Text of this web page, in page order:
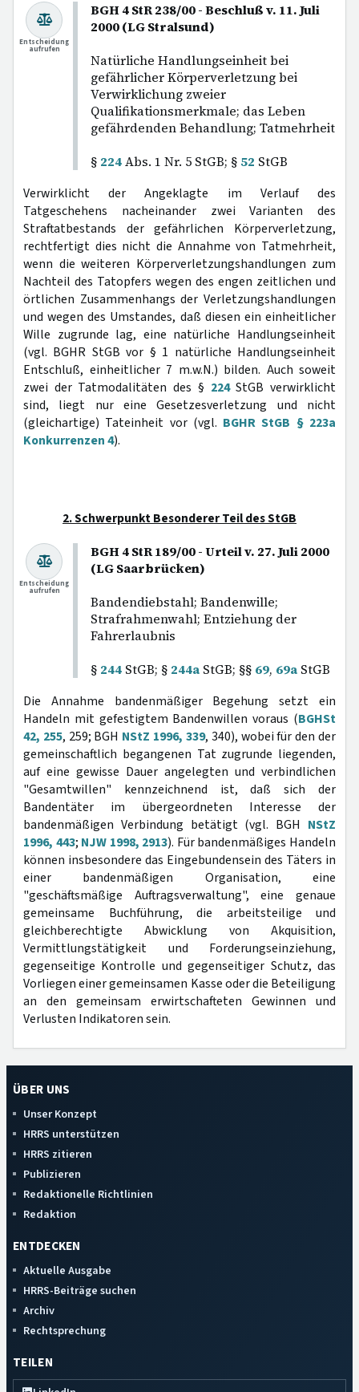
BGH 4 StR 238/00 - Beschluß v. 11. Juli
2000 (LG Stralsund)
Natürliche Handlungseinheit bei
gefährlicher Körperverletzung bei
Verwirklichung zweier
Qualifikationsmerkmale; das Leben
gefährdenden Behandlung; Tatmehrheit
§ 224Abs. 1 Nr. 5 StGB; § 52 StGB
Entscheidung
aufrufen
Verwirklicht der Angeklagte im Verlauf des
Tatgeschehens nacheinander zwei Varianten des
Straftatbestands der gefährlichen Körperverletzung,
rechtfertigt dies nicht die Annahme von Tatmehrheit,
wenn die weiteren Körperverletzungshandlungen zum
Nachteil des Tatopfers wegen des engen zeitlichen und
örtlichen Zusammenhangs der Verletzungshandlungen
und wegen des Umstandes, daß diesen ein einheitlicher
Wille zugrunde lag, eine natürliche Handlungseinheit
(vgl. BGHR StGB vor § 1 natürliche Handlungseinheit
Entschluß, einheitlicher 7 m.w.N.) bilden. Auch soweit
zwei der Tatmodalitäten des § 224StGB verwirklicht
sind, liegt nur eine Gesetzesverletzung und nicht
(gleichartige) Tateinheit vor (vgl. BGHR StGB § 223a
Konkurrenzen 4).
2. Schwerpunkt Besonderer Teil des StGB
BGH 4 StR 189/00 - Urteil v. 27. Juli 2000
(LG Saarbrücken)
Bandendiebstahl; Bandenwille;
Strafrahmenwahl; Entziehung der
Fahrerlaubnis
§ 244 StGB; § 244a StGB; §§ 69, 69a StGB
Entscheidung
aufrufen
Die Annahme bandenmäßiger Begehung setzt ein
Handeln mit gefestigtem Bandenwillen voraus (BGHSt
42, 255, 259; BGH NStZ 1996, 339, 340), wobei für den der
gemeinschaftlich begangenen Tat zugrunde liegenden,
auf eine gewisse Dauer angelegten und verbindlichen
"Gesamtwillen" kennzeichnend ist, daß sich der
Bandentäter im übergeordneten Interesse der
bandenmäßigen Verbindung betätigt (vgl. BGH NStZ
1996, 443; NJW 1998, 2913). Für bandenmäßiges Handeln
können insbesondere das Eingebundensein des Täters in
einer bandenmäßigen Organisation, eine
"geschäftsmäßige Auftragsverwaltung", eine genaue
gemeinsame Buchführung, die arbeitsteilige und
gleichberechtigte Abwicklung von Akquisition,
Vermittlungstätigkeit und Forderungseinziehung,
gegenseitige Kontrolle und gegenseitiger Schutz, das
Vorliegen einer gemeinsamen Kasse oder die Beteiligung
an den gemeinsam erwirtschafteten Gewinnen und
Verlusten Indikatoren sein.
ÜBER UNS
Unser Konzept
HRRS unterstützen
HRRS zitieren
Publizieren
Redaktionelle Richtlinien
Redaktion
ENTDECKEN
Aktuelle Ausgabe
HRRS-Beiträge suchen
Archiv
Rechtsprechung
TEILEN